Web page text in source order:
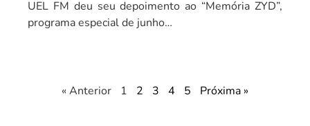
UEL FM deu seu depoimento ao “Memória ZYD”,
programa especial de junho…
« Anterior 1 2 3 4 5 Próxima »